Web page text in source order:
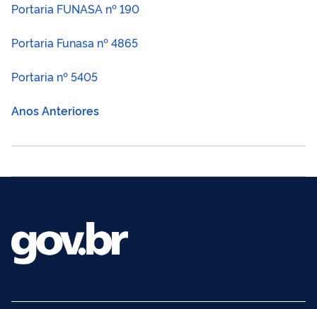
Portaria FUNASA nº 190
Portaria Funasa nº 4865
Portaria nº 5405
Anos Anteriores